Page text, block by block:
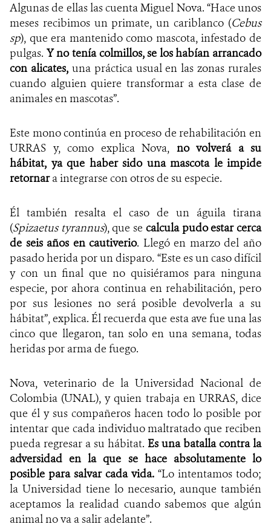
Algunas de ellas las cuenta Miguel Nova. “Hace unos
meses recibimos un primate, un cariblanco (Cebus
sp), que era mantenido como mascota, infestado de
pulgas. Y no tenía colmillos, se los habían arrancado
con alicates,una práctica usual en las zonas rurales
cuando alguien quiere transformar a esta clase de
animales en mascotas”.
Este mono continúa en proceso de rehabilitación en
URRAS y, como explica Nova, no volverá a su
hábitat, ya que haber sido una mascota le impide
retornara integrarse con otros de su especie.
Él también resalta el caso de un águila tirana
(Spizaetus tyrannus), que se calcula pudo estar cerca
de seis años en cautiverio. Llegó en marzo del año
pasado herida por un disparo. “Este es un caso difícil
y con un final que no quisiéramos para ninguna
especie, por ahora continua en rehabilitación, pero
por sus lesiones no será posible devolverla a su
hábitat”, explica. Él recuerda que esta ave fue una las
cinco que llegaron, tan solo en una semana, todas
heridas por arma de fuego.
Nova, veterinario de la Universidad Nacional de
Colombia (UNAL), y quien trabaja en URRAS, dice
que él y sus compañeros hacen todo lo posible por
intentar que cada individuo maltratado que reciben
pueda regresar a su hábitat. Es una batalla contra la
adversidad en la que se hace absolutamente lo
posible para salvar cada vida. “Lo intentamos todo;
la Universidad tiene lo necesario, aunque también
aceptamos la realidad cuando sabemos que algún
animal no va a salir adelante”.